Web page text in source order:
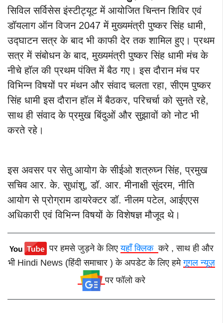
सिविल सर्विसेस इंस्टीट्यूट में आयोजित चिन्तन शिविर एवं
डॉयलाग ऑन विजन 2047 में मुख्यमंत्री पुष्कर सिंह धामी,
उद्घाटन सत्र के बाद भी काफी देर तक शामिल हुए। प्रथम
सत्र में संबोधन के बाद, मुख्यमंत्री पुष्कर सिंह धामी मंच के
नीचे हॉल की प्रथम पंक्ति में बैठ गए। इस दौरान मंच पर
विभिन्न विषयों पर मंथन और संवाद चलता रहा, सीएम पुष्कर
सिंह धामी इस दौरान हॉल में बैठकर, परिचर्चा को सुनते रहे,
साथ ही संवाद के प्रमुख बिंदुओं और सुझावों को नोट भी
करते रहे।
इस अवसर पर सेतु आयोग के सीईओ शत्रुघ्न सिंह, प्रमुख
सचिव आर. के. सुधांशु, डॉ. आर. मीनाक्षी सुंदरम, नीति
आयोग से प्रोग्राम डायरेक्टर डॉ. नीलम पटेल, आईएएस
अधिकारी एवं विभिन्न विषयों के विशेषज्ञ मौजूद थे।
पर हमसे जुड़ने के लिएयहाँ क्लिककरे , साथ ही और
भी Hindi News (हिंदी समाचार ) के अपडेट के लिए हमेगूगल न्यूज़
पर फॉलो करे